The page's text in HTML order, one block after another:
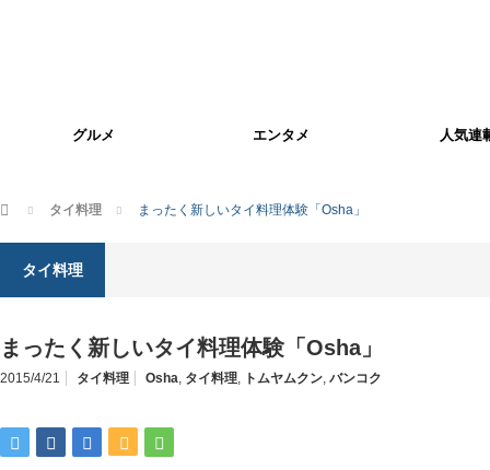
グルメ エンタメ 人気連
ホーム タイ料理 まったく新しいタイ料理体験「Osha」
タイ料理
まったく新しいタイ料理体験「Osha」
2015/4/21 タイ料理 Osha, タイ料理, トムヤムクン, バンコク